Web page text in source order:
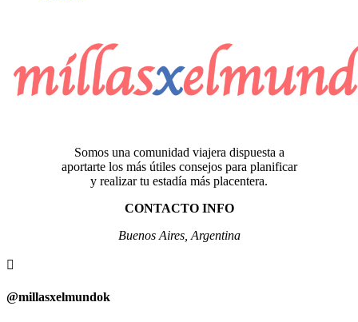
Somos una comunidad viajera dispuesta a
aportarte los más útiles consejos para planificar
y realizar tu estadía más placentera.
CONTACTO INFO
Buenos Aires, Argentina

@millasxelmundok